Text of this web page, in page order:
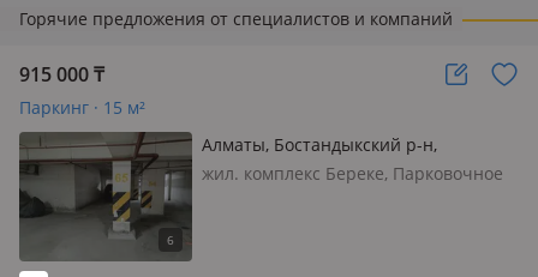
Горячие предложения от специалистов и компаний
915 000₸
Паркинг · 15 м²
Алматы, Бостандыкский р-н,
Богенбай батыра 279
жил. комплекс Береке, Парковочное